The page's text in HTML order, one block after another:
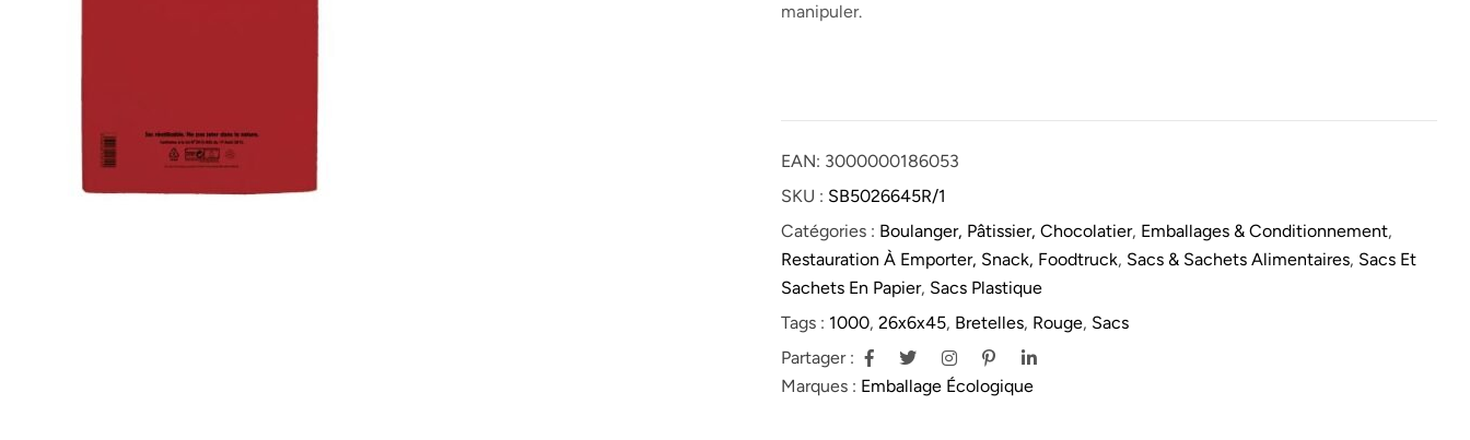
manipuler.
EAN: 3000000186053
SKU : SB5026645R/1
Catégories : Boulanger, Pâtissier, Chocolatier, Emballages & Conditionnement,
Restauration À Emporter, Snack, Foodtruck, Sacs & Sachets Alimentaires, Sacs Et
Sachets En Papier, Sacs Plastique
Tags : 1000, 26x6x45, Bretelles, Rouge, Sacs
Partager :
Marques : Emballage Écologique